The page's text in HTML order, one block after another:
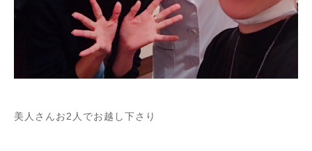
美人さんお2人でお越し下さり